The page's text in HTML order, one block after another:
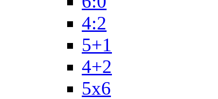
4:2
5+1
4+2
5x6